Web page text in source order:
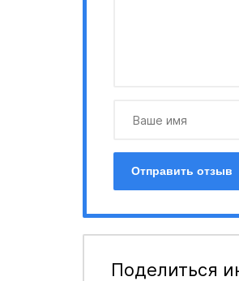
Отправить отзыв
Поделиться